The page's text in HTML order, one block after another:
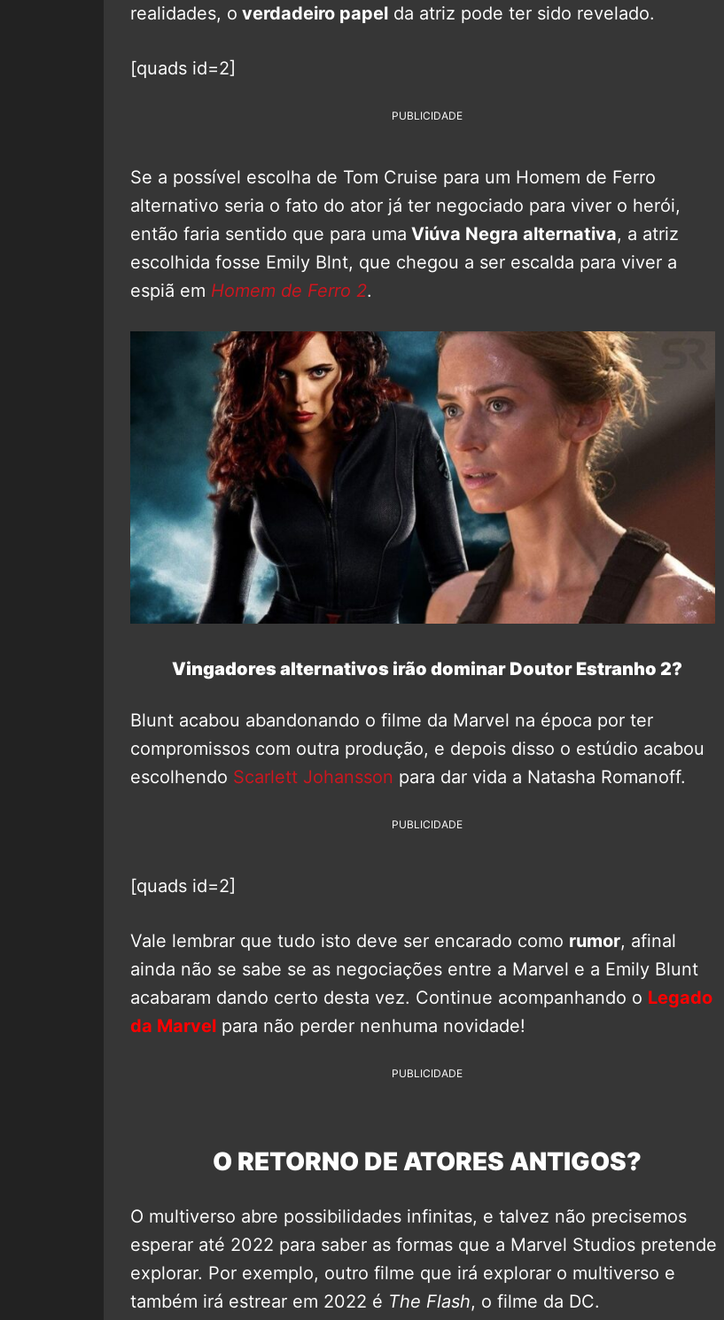
realidades, o verdadeiro papel da atriz pode ter sido revelado.
[quads id=2]
PUBLICIDADE
Se a possível escolha de Tom Cruise para um Homem de Ferro
alternativo seria o fato do ator já ter negociado para viver o herói,
então faria sentido que para uma Viúva Negra alternativa, a atriz
escolhida fosse Emily Blnt, que chegou a ser escalda para viver a
espiã em Homem de Ferro 2.
Vingadores alternativos irão dominar Doutor Estranho 2?
Blunt acabou abandonando o filme da Marvel na época por ter
compromissos com outra produção, e depois disso o estúdio acabou
escolhendo Scarlett Johansson para dar vida a Natasha Romanoff.
PUBLICIDADE
[quads id=2]
Vale lembrar que tudo isto deve ser encarado como rumor, afinal
ainda não se sabe se as negociações entre a Marvel e a Emily Blunt
acabaram dando certo desta vez. Continue acompanhando o Legado
da Marvel para não perder nenhuma novidade!
PUBLICIDADE
O RETORNO DE ATORES ANTIGOS?
O multiverso abre possibilidades infinitas, e talvez não precisemos
esperar até 2022 para saber as formas que a Marvel Studios pretende
explorar. Por exemplo, outro filme que irá explorar o multiverso e
também irá estrear em 2022 é The Flash, o filme da DC.